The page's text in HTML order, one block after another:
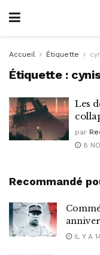
Accueil Étiquette
Étiquette :
Les
par
8
Recommandé
IL Y A